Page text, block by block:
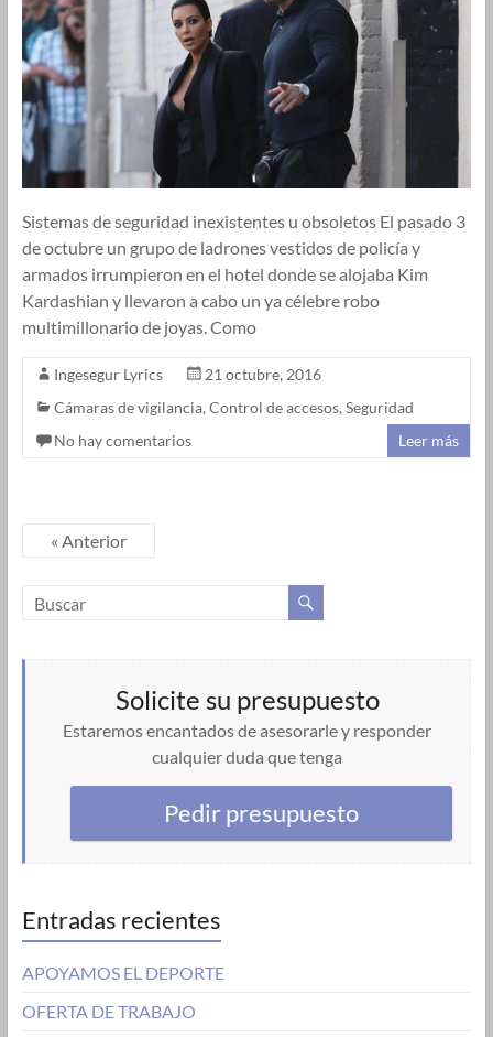
Sistemas de seguridad inexistentes u obsoletos El pasado 3
de octubre un grupo de ladrones vestidos de policía y
armados irrumpieron en el hotel donde se alojaba Kim
Kardashian y llevaron a cabo un ya célebre robo
multimillonario de joyas. Como
Ingesegur Lyrics
21 octubre, 2016
Cámaras de vigilancia, Control de accesos, Seguridad
No hay comentarios
Leer más
« Anterior
Solicite su presupuesto
Estaremos encantados de asesorarle y responder
cualquier duda que tenga
Pedir presupuesto
Entradas recientes
APOYAMOS EL DEPORTE
OFERTA DE TRABAJO